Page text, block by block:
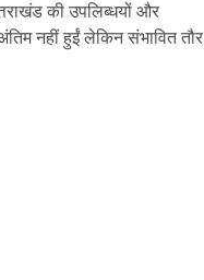
की उपलिब्धयों और
नहीं हुईं लेकिन संभावित तौर